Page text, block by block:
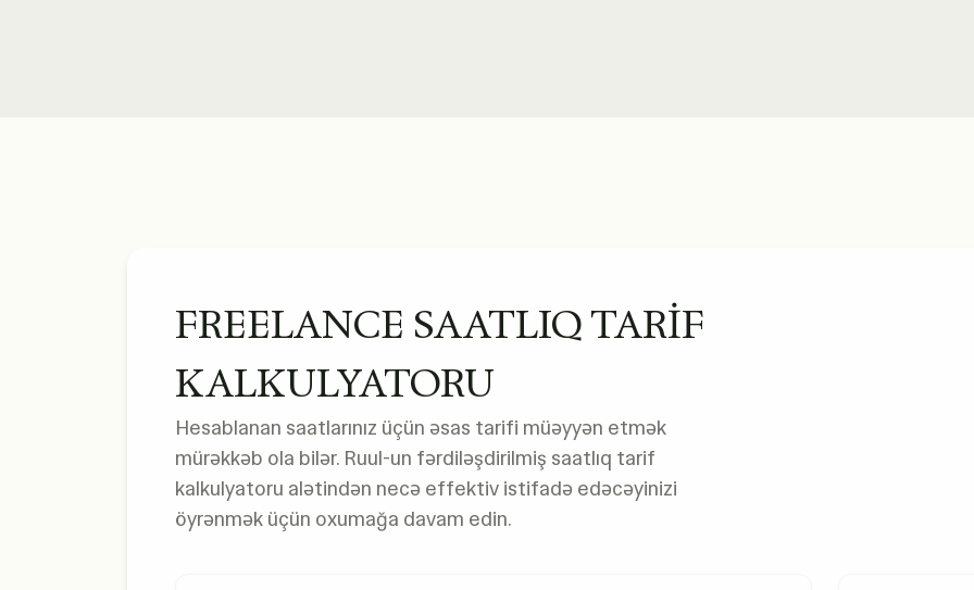
FREELANCE SAATLIQ TARİF
KALKULYATORU
Hesablanan saatlarınız üçün əsas tarifi müəyyən etmək
mürəkkəb ola bilər. Ruul-un fərdiləşdirilmiş saatlıq tarif
kalkulyatoru alətindən necə effektiv istifadə edəcəyinizi
öyrənmək üçün oxumağa davam edin.